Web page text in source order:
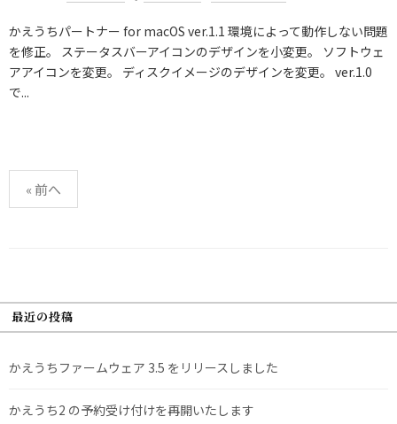
かえうちパートナー for macOS ver.1.1 環境によって動作しない問題
を修正。 ステータスバーアイコンのデザインを小変更。 ソフトウェ
アアイコンを変更。 ディスクイメージのデザインを変更。 ver.1.0
で...
稿
ジ
送
り
« 前へ
最近の投稿
かえうちファームウェア 3.5 をリリースしました
かえうち2 の予約受け付けを再開いたします